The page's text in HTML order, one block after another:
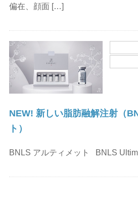
偏在、顔面 […]
NEW! 新しい脂肪融解注射（
ト）
BNLS アルティメット BNLS